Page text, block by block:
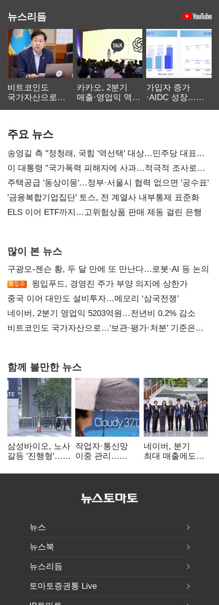
뉴스리듬
비트코인도
국가자산으로…'
카카오, 2분기
매출·영업익 역대
가입자 증가
·AIDC 성장…
주요 뉴스
송영길 측 "정청래, 국힘 '역선택' 대상…민주당 대표로
총선 지휘 못해"
이 대통령 "국가폭력 피해자에 사과…적극적 조사로
진실 밝혀야"
주택공급 '동상이몽'…정부·서울시 협력 없으면 '공수표'
'금융복합기업집단' 토스, 전 계열사 내부통제 표준화
ELS 이어 ETF까지…고위험상품 판매 제동 걸린 은행
많이 본 뉴스
구광모-젠슨 황, 두 달 만에 또 만난다…로봇·AI 등 논의
윙입푸드, 경영진 주가 부양 의지에 상한가
중국 이어 대만도 설비투자…메모리 ‘삼국전쟁’
네이버, 2분기 영업익 5203억원…전년비 0.2% 감소
비트코인도 국가자산으로…'보관·평가·처분' 기준은
함께 볼만한 뉴스
삼성바이오, 노사
갈등 '진행형'…
작업자·통신망
이중 관리…
비상대응 돌입
네이버, 분기
최대 매출에도
팩토리 속도
뉴스
뉴스북
뉴스리듬
토마토증권통 Live